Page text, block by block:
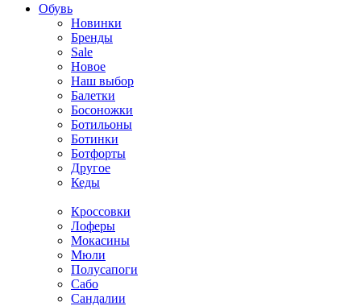
Обувь
Новинки
Бренды
Sale
Новое
Наш выбор
Балетки
Босоножки
Ботильоны
Ботинки
Ботфорты
Другое
Кеды
Кроссовки
Лоферы
Мокасины
Мюли
Полусапоги
Сабо
Сандалии